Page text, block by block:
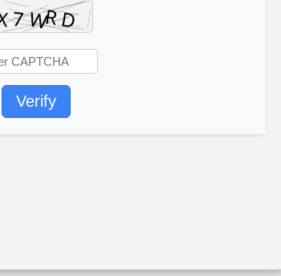
Verify